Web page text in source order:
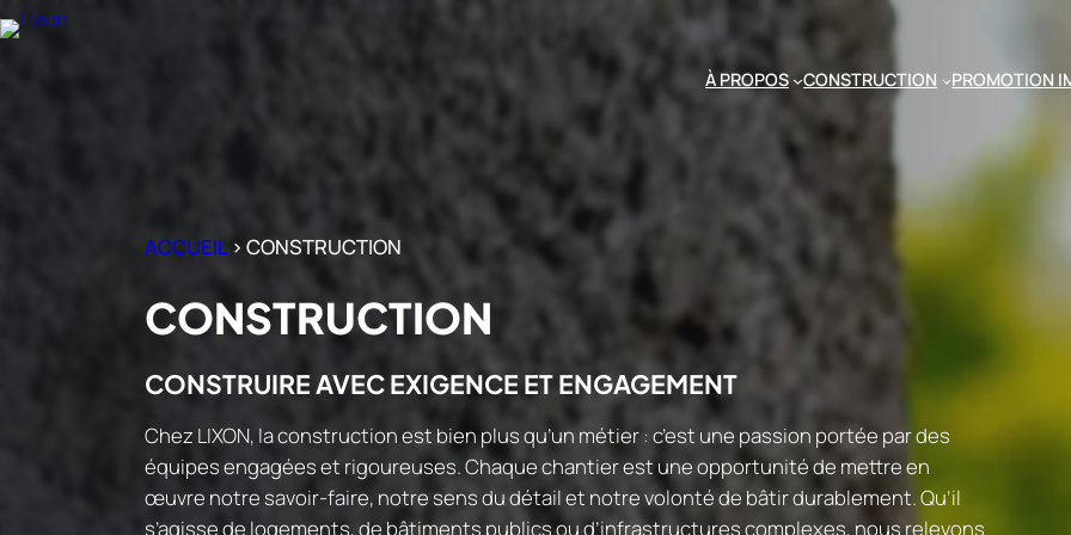
Aller
au
À PROPOS CONSTRUCTION PROMOTION
ACCUEIL> CONSTRUCTION
CONSTRUCTION
CONSTRUIRE AVEC EXIGENCE ET ENGAGEMENT
Chez LIXON, la construction est bien plus qu’un métier : c’est une passion portée par des
équipes engagées et rigoureuses. Chaque chantier est une opportunité de mettre en
œuvre notre savoir-faire, notre sens du détail et notre volonté de bâtir durablement. Qu’il
s’agisse de logements, de bâtiments publics ou d’infrastructures complexes, nous relevons